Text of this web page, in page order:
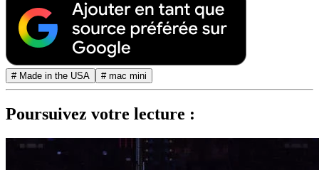
# Made in the USA # mac mini
Poursuivez votre lecture :